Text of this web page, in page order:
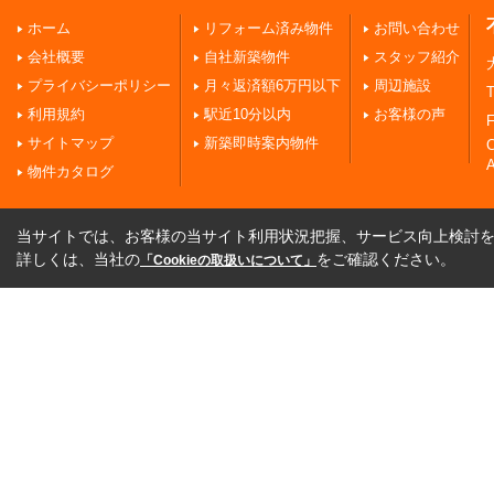
ホーム
会社概要
プライバシーポリシー
利用規約
サイトマップ
物件カタログ
リフォーム済み物件
自社新築物件
月々返済額6万円以下
駅近10分以内
新築即時案内物件
お問い合わせ
スタッフ紹介
周辺施設
お客様の声
当サイトでは、お客様の当サイト利用状況把握、サービス向上検討
詳しくは、当社の 「Cookieの取扱いについて」 をご確認ください。